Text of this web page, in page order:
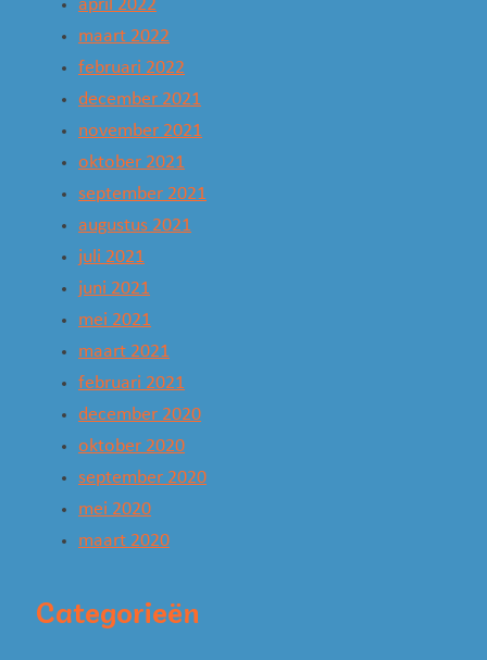
april 2022
maart 2022
februari 2022
december 2021
november 2021
oktober 2021
september 2021
augustus 2021
juli 2021
juni 2021
mei 2021
maart 2021
februari 2021
december 2020
oktober 2020
september 2020
mei 2020
maart 2020
Categorieën